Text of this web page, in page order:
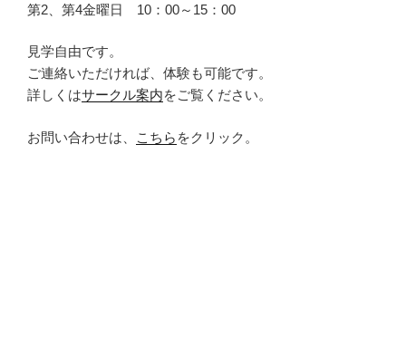
第2、第4金曜日 10：00～15：00
見学自由です。
ご連絡いただければ、体験も可能です。
詳しくはサークル案内をご覧ください。
お問い合わせは、 こちら をクリック。